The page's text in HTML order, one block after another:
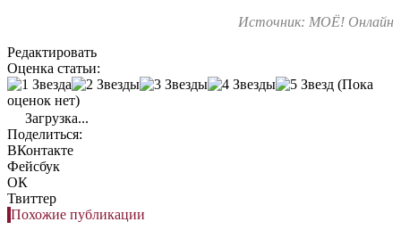
Источник: МОЁ! Онлайн
Редактировать
Оценка статьи:
(Пока
оценок нет)
Загрузка...
Поделиться:
ВКонтакте
Фейсбук
ОК
Твиттер
Похожие публикации